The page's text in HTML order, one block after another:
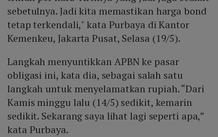
sebetulnya. Jadi kita memastikan harga bond
tetap terkendali," kata Purbaya di Kantor
Kemenkeu, Jakarta Pusat, Selasa (19/5).
Langkah menyuntikkan APBN ke pasar
obligasi ini, kata dia, sebagai salah satu
langkah untuk menyelamatkan rupiah. “Dari
Kamis minggu lalu (14/5) sedikit, kemarin
sedikit. Sekarang saya lihat lagi seperti apa,”
kata Purbaya.